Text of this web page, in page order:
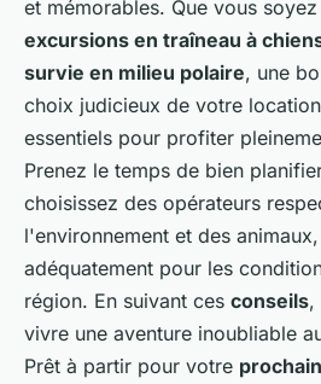
et mémorables. Que vous
excursions en traîneau à
survie en milieu polaire, une
choix judicieux de votre
essentiels pour profiter
Prenez le temps de bien
choisissez des opérateurs
l'environnement et des
adéquatement pour les
région. En suivant ces conseils,
vivre une aventure inoubliable
Prêt à partir pour votre